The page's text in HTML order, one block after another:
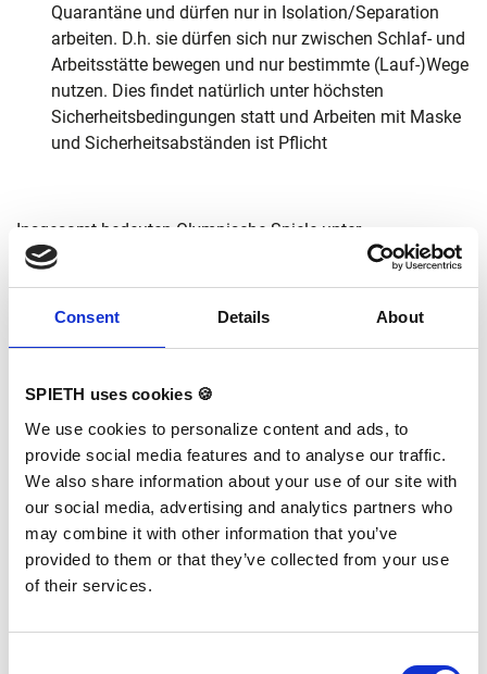
Consent Details About
SPIETH uses cookies 🍪
We use cookies to personalize content and ads, to
provide social media features and to analyse our traffic.
We also share information about your use of our site with
our social media, advertising and analytics partners who
may combine it with other information that you’ve
provided to them or that they’ve collected from your use
of their services.
Quarantäne und dürfen nur in Isolation/Separation
arbeiten. D.h. sie dürfen sich nur zwischen Schlaf- und
Arbeitsstätte bewegen und nur bestimmte (Lauf-)Wege
nutzen. Dies findet natürlich unter höchsten
Sicherheitsbedingungen statt und Arbeiten mit Maske
und Sicherheitsabständen ist Pflicht
Insgesamt bedeuten Olympische Spiele unter
Coronabedingungen für SPIETH einen größeren Planungs-
Grundsätzlich ist viel Flexibilität, Kreativität,
Erfahrung in der Umsetzung von internationalen